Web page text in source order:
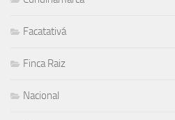
Facatativá
Finca Raiz
Nacional